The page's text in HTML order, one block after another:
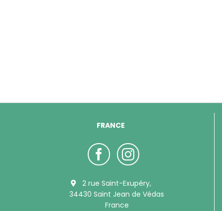
FRANCE
2 rue Saint-Exupéry,
34430 Saint Jean de Védas
France